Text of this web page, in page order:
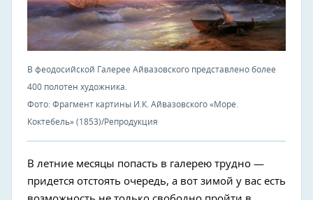
В феодосийской Галерее Айвазовского представлено более
400 полотен художника.
Фото: Фрагмент картины И.К. Айвазовского «Море.
Коктебель» (1853)/Репродукция
В летние месяцы попасть в галерею трудно —
придется отстоять очередь, а вот зимой у вас есть